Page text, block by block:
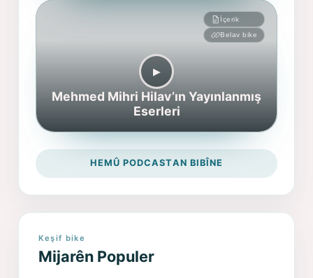
İçerik
Belav bike
▶︎
Mehmed Mihri Hilav’ın Yayınlanmış
Eserleri
HEMÛ PODCASTAN BIBÎNE
Keşif bike
Mijarên Populer